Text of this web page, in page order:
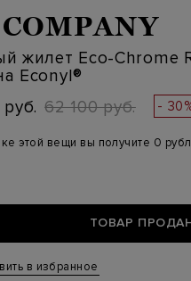
жилет Eco-Chrome
Econyl®
62 100 руб. -
этой вещи вы получите 0
ТОВАР
в избранное